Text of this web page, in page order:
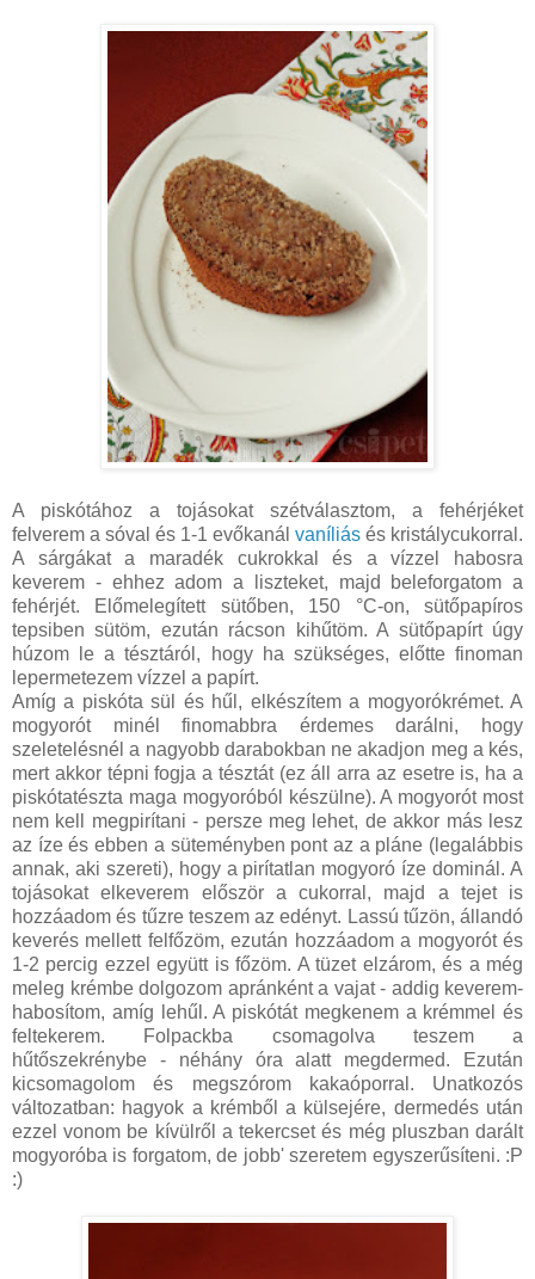
A piskótához a tojásokat szétválasztom, a fehérjéket
felverem a sóval és 1-1 evőkanál vaníliás és kristálycukorral.
A sárgákat a maradék cukrokkal és a vízzel habosra
keverem - ehhez adom a liszteket, majd beleforgatom a
fehérjét. Előmelegített sütőben, 150 °C-on, sütőpapíros
tepsiben sütöm, ezután rácson kihűtöm. A sütőpapírt úgy
húzom le a tésztáról, hogy ha szükséges, előtte finoman
lepermetezem vízzel a papírt.
Amíg a piskóta sül és hűl, elkészítem a mogyorókrémet. A
mogyorót minél finomabbra érdemes darálni, hogy
szeletelésnél a nagyobb darabokban ne akadjon meg a kés,
mert akkor tépni fogja a tésztát (ez áll arra az esetre is, ha a
piskótatészta maga mogyoróból készülne). A mogyorót most
nem kell megpirítani - persze meg lehet, de akkor más lesz
az íze és ebben a süteményben pont az a pláne (legalábbis
annak, aki szereti), hogy a pirítatlan mogyoró íze dominál. A
tojásokat elkeverem először a cukorral, majd a tejet is
hozzáadom és tűzre teszem az edényt. Lassú tűzön, állandó
keverés mellett felfőzöm, ezután hozzáadom a mogyorót és
1-2 percig ezzel együtt is főzöm. A tüzet elzárom, és a még
meleg krémbe dolgozom apránként a vajat - addig keverem-
habosítom, amíg lehűl. A piskótát megkenem a krémmel és
feltekerem. Folpackba csomagolva teszem a
hűtőszekrénybe - néhány óra alatt megdermed. Ezután
kicsomagolom és megszórom kakaóporral. Unatkozós
változatban: hagyok a krémből a külsejére, dermedés után
ezzel vonom be kívülről a tekercset és még pluszban darált
mogyoróba is forgatom, de jobb' szeretem egyszerűsíteni. :P
:)